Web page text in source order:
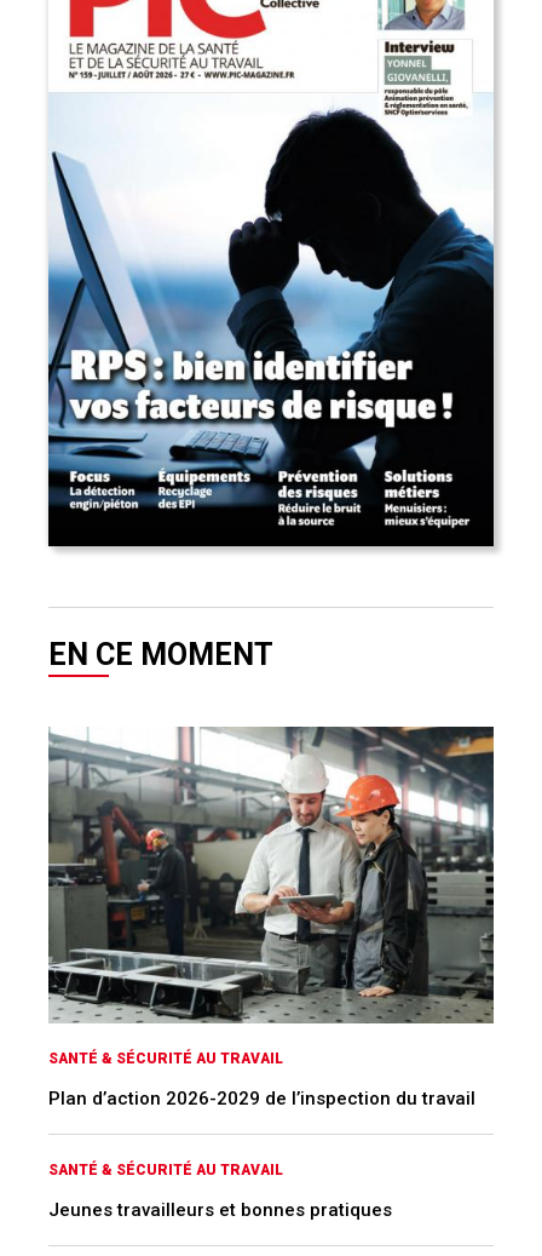
EN CE MOMENT
SANTÉ & SÉCURITÉ AU TRAVAIL
Plan d’action 2026-2029 de l’inspection du travail
SANTÉ & SÉCURITÉ AU TRAVAIL
Jeunes travailleurs et bonnes pratiques